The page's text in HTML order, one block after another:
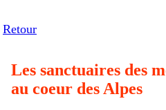
Les sanctuaires des
au coeur des Alpes
Retour